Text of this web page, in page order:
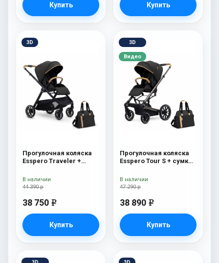
Купить Купить
3D
Прогулочная коляска
Esspero Traveler +
44 390 р
38 750 e
Купить
В наличии
3D
Видео
Прогулочная коляска
Esspero Tour S + сумка
47 290 р
38 890 e
Купить
В наличии